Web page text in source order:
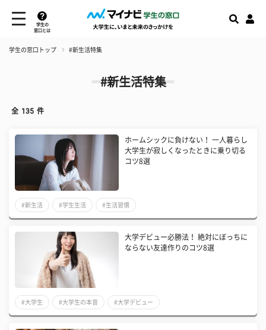
学生の
窓口とは
学生の窓口トップ #新生活特集
#新生活特集
全 135 件
ホームシックに負けない！ 一人暮らし
大学生が寂しくなったときに乗り切る
コツ8選
#新生活 #学生生活 #生活習慣
大学デビュー必勝法！ 絶対にぼっちに
ならない友達作りのコツ8選
#大学生 #大学生の本音 #大学デビュー